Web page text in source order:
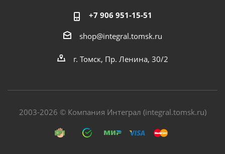
+7 906 951-15-51
shop@integral.tomsk.ru
г. Томск, Пр. Ленина, 30/2
2003-2026 © Компания Интеграл (integral.tomsk.ru)